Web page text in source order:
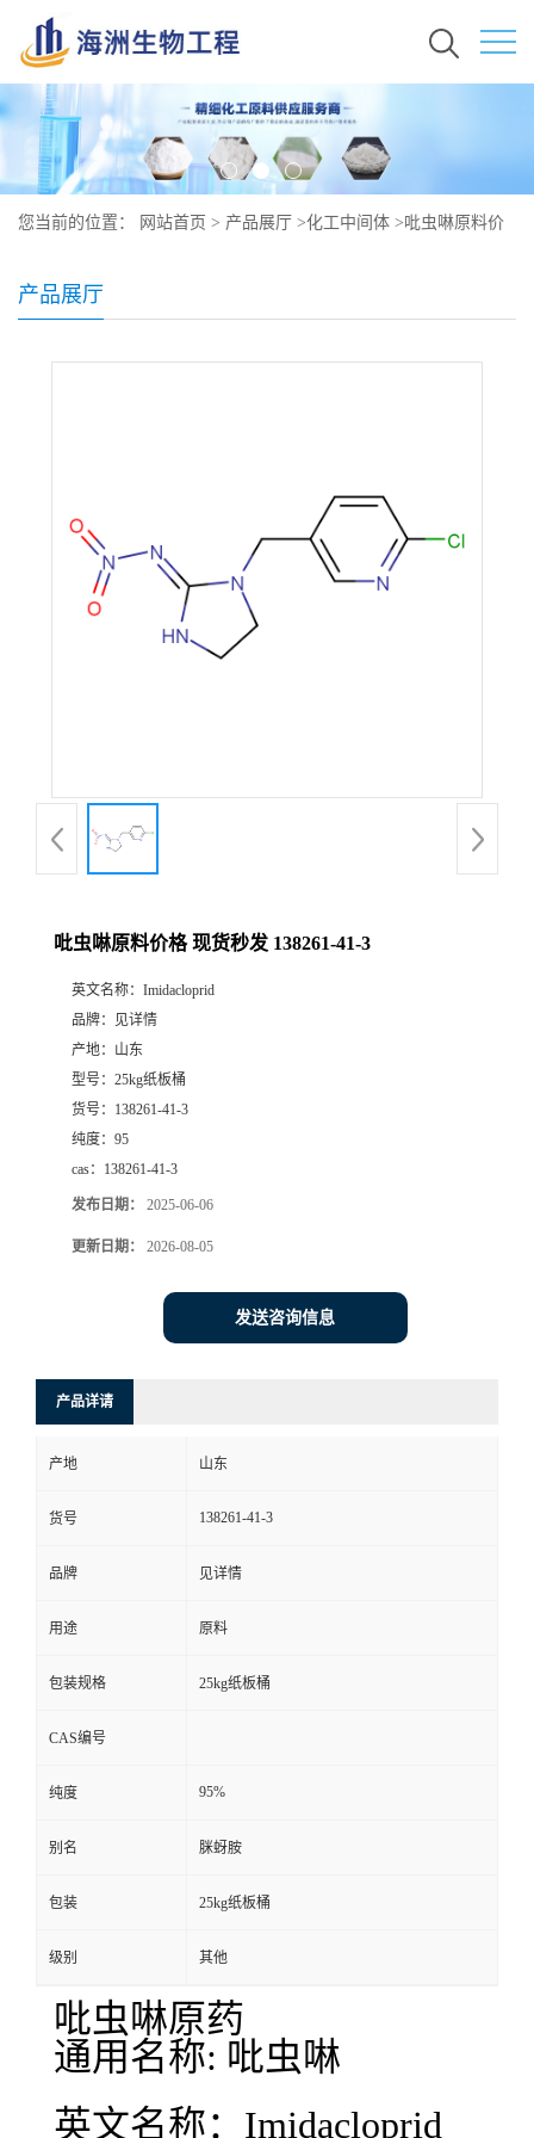
您当前的位置： 网站首页 > 产品展厅 >化工中间体 >吡虫啉原料价
产品展厅
吡虫啉原料价格 现货秒发 138261-41-3
英文名称： Imidacloprid
品牌：
见详情
产地： 山东
型号： 25kg纸板桶
货号： 138261-41-3
纯度： 95
cas： 138261-41-3
发布日期： 2025-06-06
更新日期： 2026-08-05
发送咨询信息
产品详请
产地 山东
货号 138261-41-3
品牌 见详情
用途 原料
包装规格 25kg纸板桶
CAS编号
纯度 95%
别名 脒蚜胺
包装 25kg纸板桶
级别 其他
吡虫啉原药
通用名称: 吡虫啉
英文名称：Imidacloprid